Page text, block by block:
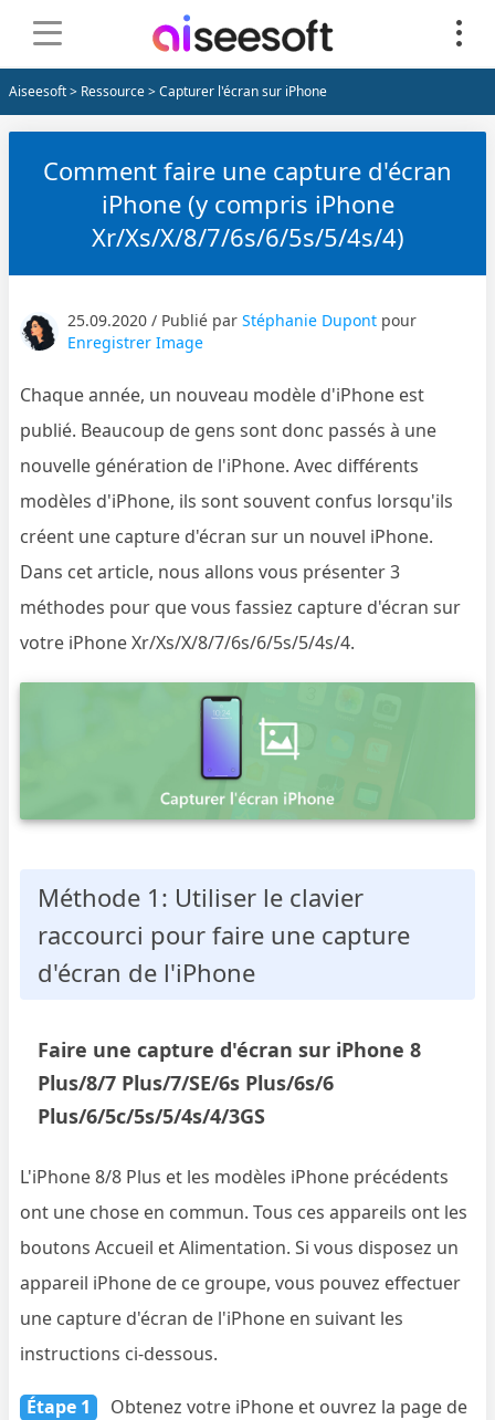
Aiseesoft> Ressource> Capturer l'écran sur iPhone
Comment faire une capture d'écran
iPhone (y compris iPhone
Xr/Xs/X/8/7/6s/6/5s/5/4s/4)
25.09.2020 / Publié parStéphanie Dupont pour
Enregistrer Image
Chaque année, un nouveau modèle d'iPhone est
publié. Beaucoup de gens sont donc passés à une
nouvelle génération de l'iPhone. Avec différents
modèles d'iPhone, ils sont souvent confus lorsqu'ils
créent une capture d'écran sur un nouvel iPhone.
Dans cet article, nous allons vous présenter 3
méthodes pour que vous fassiez capture d'écran sur
votre iPhone Xr/Xs/X/8/7/6s/6/5s/5/4s/4.
Méthode 1: Utiliser le clavier
raccourci pour faire une capture
d'écran de l'iPhone
Faire une capture d'écran sur iPhone 8
Plus/8/7 Plus/7/SE/6s Plus/6s/6
Plus/6/5c/5s/5/4s/4/3GS
L'iPhone 8/8 Plus et les modèles iPhone précédents
ont une chose en commun. Tous ces appareils ont les
boutons Accueil et Alimentation. Si vous disposez un
appareil iPhone de ce groupe, vous pouvez effectuer
une capture d'écran de l'iPhone en suivant les
instructions ci-dessous.
Étape 1
Obtenez votre iPhone et ouvrez la page de